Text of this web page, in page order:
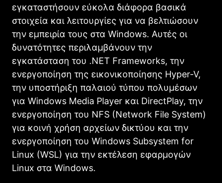
εγκαταστήσουν εύκολα διάφορα βασικά
στοιχεία και λειτουργίες για να βελτιώσουν
την εμπειρία τους στα Windows. Αυτές οι
δυνατότητες περιλαμβάνουν την
εγκατάσταση του .NET Frameworks, την
ενεργοποίηση της εικονικοποίησης Hyper-V,
την υποστήριξη παλαιού τύπου πολυμέσων
για Windows Media Player και DirectPlay, την
ενεργοποίηση του NFS (Network File System)
για κοινή χρήση αρχείων δικτύου και την
ενεργοποίηση του Windows Subsystem for
Linux (WSL) για την εκτέλεση εφαρμογών
Linux στα Windows.